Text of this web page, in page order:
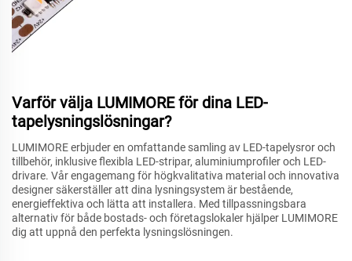
Varför välja LUMIMORE för dina LED-
tapelysningslösningar?
LUMIMORE erbjuder en omfattande samling av LED-tapelysror och
tillbehör, inklusive flexibla LED-stripar, aluminiumprofiler och LED-
drivare. Vår engagemang för högkvalitativa material och innovativa
designer säkerställer att dina lysningsystem är bestående,
energieffektiva och lätta att installera. Med tillpassningsbara
alternativ för både bostads- och företagslokaler hjälper LUMIMORE
dig att uppnå den perfekta lysningslösningen.